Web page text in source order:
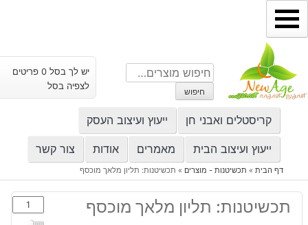
דילוג
לתוכן
חיפוש
עבור:
חיפוש
יש לך בסל 0 פריטים
לצפיה בסל
קריסטלים ואבני חן ייעוץ ועיצוב העסק
ייעוץ ועיצוב הבית מאמרים אודות צור קשר
דף הבית» תכשיטנות - מוצרים » תכשיטנות: תליון מלאך מוכסף
תכשיטנות: תליון מלאך מוכסף
כמות
של